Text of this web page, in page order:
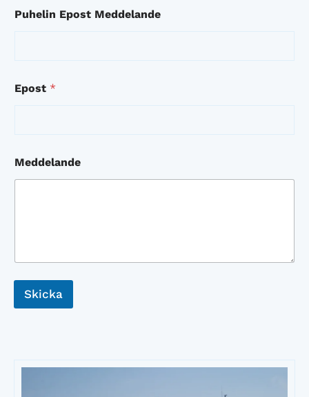
Puhelin Epost Meddelande
Epost *
Meddelande
Skicka